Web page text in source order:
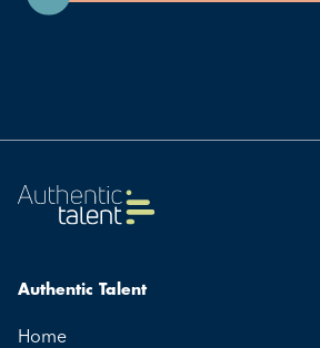
Authentic Talent
Home